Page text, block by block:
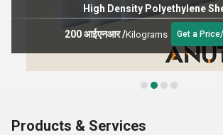
High Density Polyethylene
200 आईएनआर/Kilograms Get a
Products & Services